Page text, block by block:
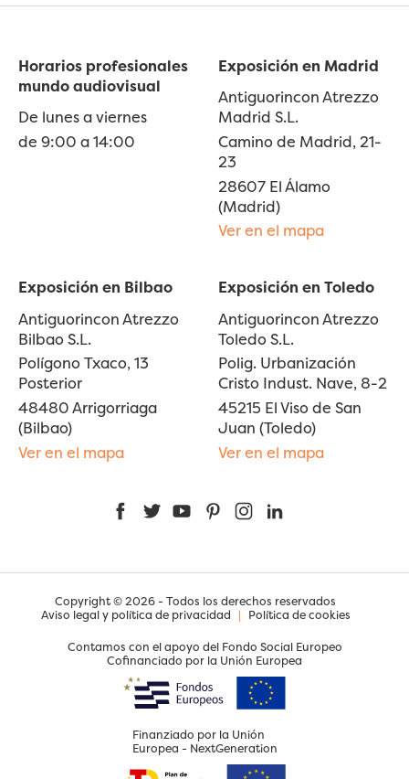
Horarios profesionales
mundo audiovisual
De lunes a viernes
de 9:00 a 14:00
Exposición en Madrid
Antiguorincon Atrezzo
Madrid S.L.
Camino de Madrid, 21-
23
28607 El Álamo
(Madrid)
Ver en el mapa
Exposición en Bilbao
Antiguorincon Atrezzo
Bilbao S.L.
Polígono Txaco, 13
Posterior
48480 Arrigorriaga
(Bilbao)
Ver en el mapa
Exposición en Toledo
Antiguorincon Atrezzo
Toledo S.L.
Polig. Urbanización
Cristo Indust. Nave, 8-2
45215 El Viso de San
Juan (Toledo)
Ver en el mapa
FacebookTwitterYouTubePinterestInstagram
Copyright © 2026 - Todos los derechos reservados
Aviso legal y política de privacidad | Política de cookies
Contamos con el apoyo del Fondo Social Europeo
Cofinanciado por la Unión Europea
Finanziado por la Unión
Europea - NextGeneration